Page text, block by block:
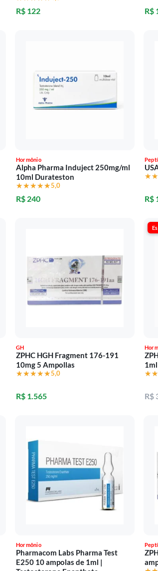
R$ 122 R$
Hormônio
Alpha Pharma Induject 250mg/ml
10ml Durateston
★★★★★
★★★★★5,0
R$ 240 R$
GH
ZPHC HGH Fragment 176-191
10mg 5 Ampollas
★★★★★
★★★★★5,0
R$ 1.565 R$
Hormônio
Pharmacom Labs Pharma Test
E250 10 ampolas de 1ml |